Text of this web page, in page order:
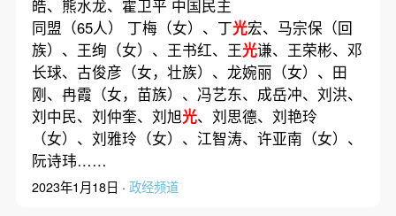
皓、熊水龙、霍卫平 中国民主
同盟（65人） 丁梅（女）、丁光宏、马宗保（回
族）、王绚（女）、王书红、王光谦、王荣彬、邓
长球、古俊彦（女，壮族）、龙婉丽（女）、田
刚、冉霞（女，苗族）、冯艺东、成岳冲、刘洪、
刘中民、刘仲奎、刘旭光、刘思德、刘艳玲
（女）、刘雅玲（女）、江智涛、许亚南（女）、
阮诗玮……
2023年1月18日 · 政经频道